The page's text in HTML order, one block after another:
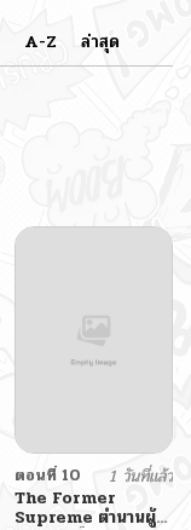
A-Z ล่าสุด
ตอนที่ 10
1 วันที่แล้ว
The Former
Supreme ตำนานผู้ไร้